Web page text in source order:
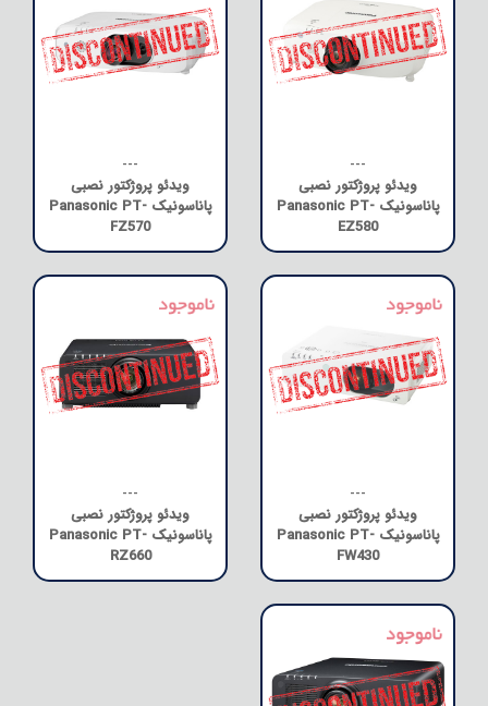
---
ویدئو پروژکتور نصبی
پاناسونیک Panasonic PT-
EZ580
---
ویدئو پروژکتور نصبی
پاناسونیک Panasonic PT-
FZ570
---
ویدئو پروژکتور نصبی
پاناسونیک Panasonic PT-
FW430
---
ویدئو پروژکتور نصبی
پاناسونیک Panasonic PT-
RZ660